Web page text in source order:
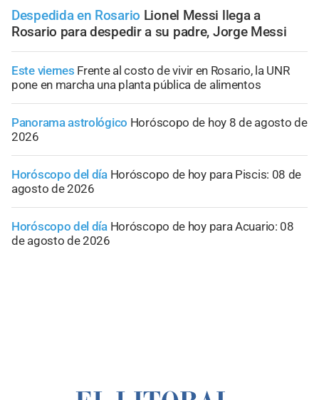
Despedida en Rosario Lionel Messi llega a
Rosario para despedir a su padre, Jorge Messi
Este viernes Frente al costo de vivir en Rosario, la UNR
pone en marcha una planta pública de alimentos
Panorama astrológico Horóscopo de hoy 8 de agosto de
2026
Horóscopo del día Horóscopo de hoy para Piscis: 08 de
agosto de 2026
Horóscopo del día Horóscopo de hoy para Acuario: 08
de agosto de 2026